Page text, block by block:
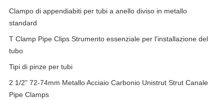
Clampo di appendiabiti per tubi a anello diviso in metallo
standard
T Clamp Pipe Clips Strumento essenziale per l'installazione del
tubo
Tipi di pinze per tubi
2 1/2" 72-74mm Metallo Acciaio Carbonio Unistrut Strut Canale
Pipe Clamps